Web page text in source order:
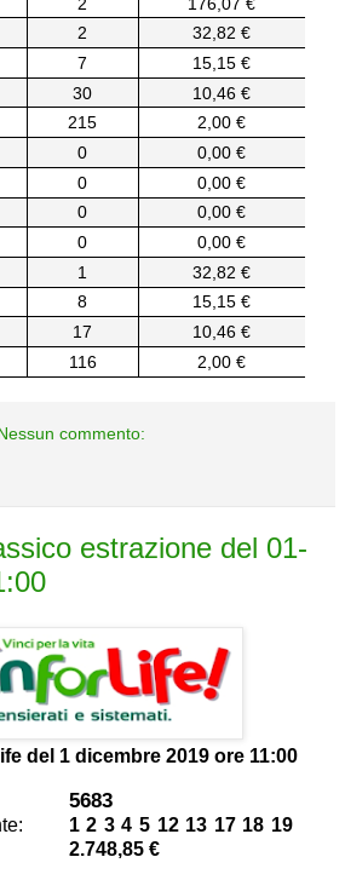
2
32,82 €
7
15,15 €
30
10,46 €
215
2,00 €
0
0,00 €
0
0,00 €
0
0,00 €
0
0,00 €
1
32,82 €
8
15,15 €
17
10,46 €
116 2,00 €
commento:
estrazione del 01-
del 1 dicembre 2019 ore 11:00
5683
1 2 3 4 5 12 13 17 18 19
2.748,85 €